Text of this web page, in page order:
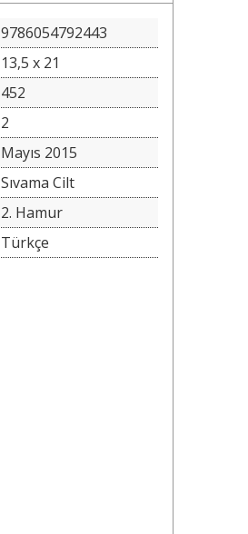
9786054792443
13,5 x 21
452
2
Mayıs 2015
Sıvama Cilt
2. Hamur
Türkçe